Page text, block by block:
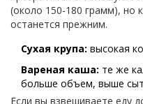
(около 150-180 грамм), но
останется прежним.
Сухая крупа: высокая
Вареная каша: те же
больше объем, выше
Если вы взвешиваете еду